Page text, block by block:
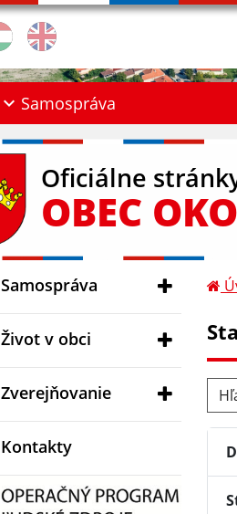
Samospráva
Oficiálne
OBEC
Samospráva
Život v obci
Zverejňovanie
Kontakty